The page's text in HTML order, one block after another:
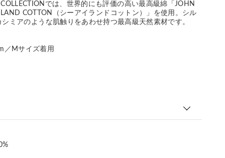
では、世界的にも評価の高い最高級綿「JOHN
COTTON（シーアイランドコットン）」を使用。シル
ミアのような肌触りをあわせ持つ最高級天然素材です。
／Мサイズ着用